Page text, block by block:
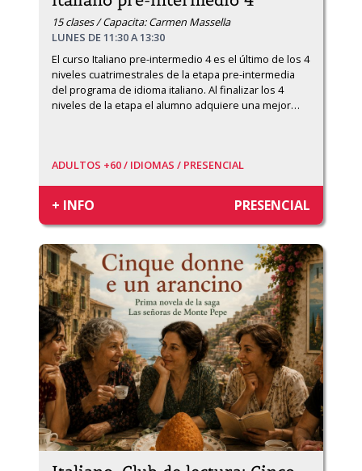
15 clases / Capacita: Carmen Massella
LUNES DE 11:30 A 13:30
El curso Italiano pre-intermedio 4 es el último de los 4
niveles cuatrimestrales de la etapa pre-intermedia
del programa de idioma italiano. Al finalizar los 4
niveles de la etapa el alumno adquiere una mejor…
ADULTOS +60 / IDIOMAS / PRESENCIAL
+ INFO PRESENCIAL